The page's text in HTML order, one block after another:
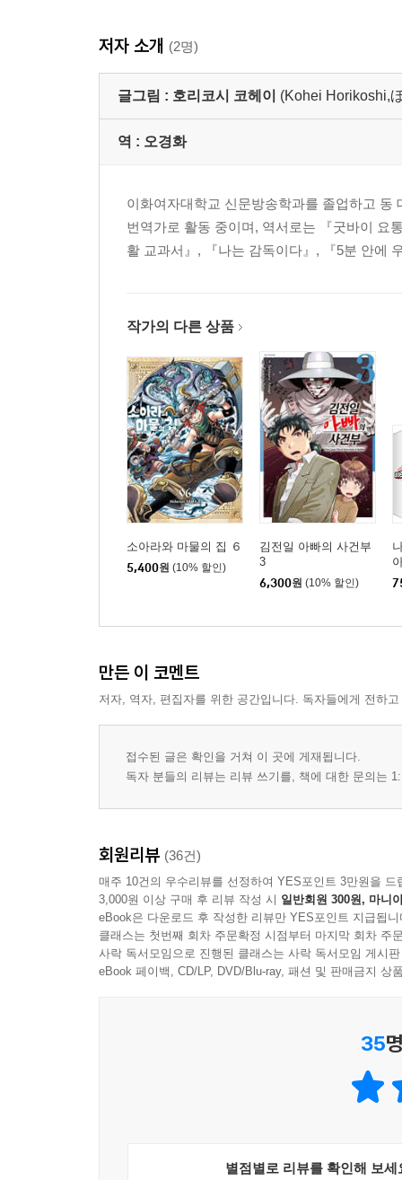
저자 소개 (2명)
글그림 : 호리코시 코헤이 (Kohei Horikoshi,
역 : 오경화
이화여자대학교 신문방송학과를 졸업하고 동
번역가로 활동 중이며, 역서로는 『굿바이 요
활 교과서』, 『나는 감독이다』, 『5분 안에
작가의 다른 상품
소아라와 마물의 집 ６
5,400원 (10% 할인)
김전일 아빠의 사건부
3
6,300원 (10% 할인)
만든 이 코멘트
저자, 역자, 편집자를 위한 공간입니다. 독자들에게 전하
접수된 글은 확인을 거쳐 이 곳에 게재됩니다.
독자 분들의 리뷰는 리뷰 쓰기를, 책에 대한 문의는
회원리뷰 (36건)
매주 10건의 우수리뷰를 선정하여 YES포인트 3만원을 드
3,000원 이상 구매 후 리뷰 작성 시 일반회원 300원, 마니
eBook은 다운로드 후 작성한 리뷰만 YES포인트 지급됩니
클래스는 첫번째 회차 주문확정 시점부터 마지막 회차 주
사락 독서모임으로 진행된 클래스는 사락 독서모임 게시
eBook 페이백, CD/LP, DVD/Blu-ray, 패션 및 판매금지 상
35
별점별로 리뷰를 확인해 보세